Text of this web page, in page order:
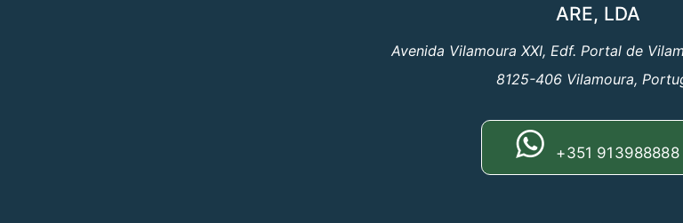
ARE, LDA
Avenida Vilamoura XXI, Edf. Portal de
8125-406 Vilamoura,
+351 913988888